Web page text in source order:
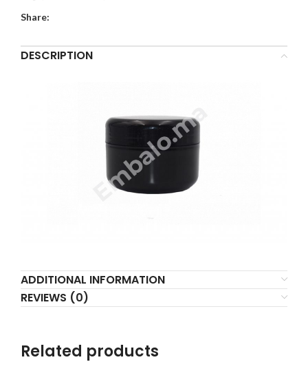
Share:
DESCRIPTION
ADDITIONAL INFORMATION
REVIEWS (0)
Related products